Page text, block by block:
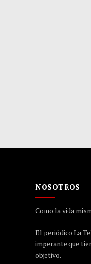
NOSOTROS
Como la vida
El periódico La
imperante que
objetivo.